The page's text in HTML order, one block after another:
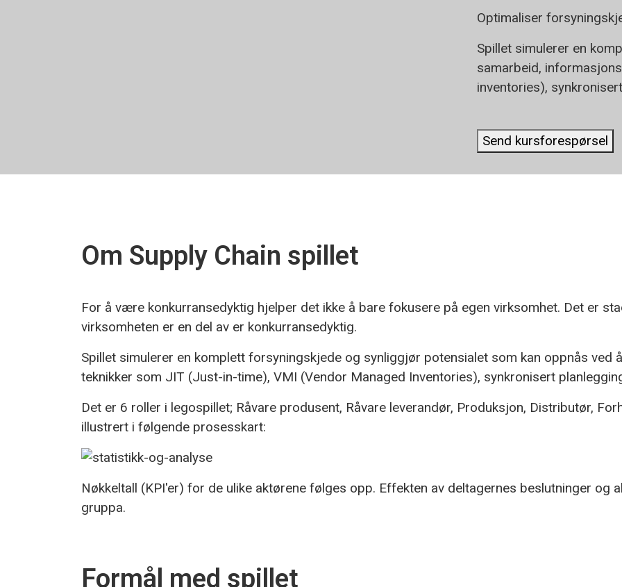
Optimaliser
Spillet simulerer en
samarbeid,
inventories),
Send kursforespørsel
Om Supply Chain spillet
For å være konkurransedyktig hjelper det ikke å bare fokusere på egen virksomhet. Det er
virksomheten er en del av er konkurransedyktig.
Spillet simulerer en komplett forsyningskjede og synliggjør potensialet som kan oppnås ved
teknikker som JIT (Just-in-time), VMI (Vendor Managed Inventories), synkronisert
Det er 6 roller i legospillet; Råvare produsent, Råvare leverandør, Produksjon, Distributør,
illustrert i følgende prosesskart:
Nøkkeltall (KPI'er) for de ulike aktørene følges opp. Effekten av deltagernes beslutninger og
gruppa.
Formål med spillet